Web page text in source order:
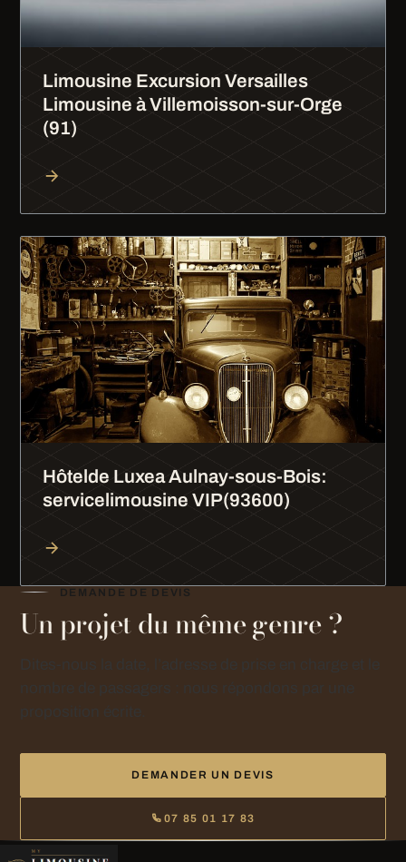
Limousine Excursion Versailles
Limousine à Villemoisson-sur-Orge
(91)
Hôtelde Luxea Aulnay-sous-Bois:
servicelimousine VIP(93600)
DEMANDE DE DEVIS
Un projet du même genre ?
DEMANDER UN DEVIS
07 85 01 17 83